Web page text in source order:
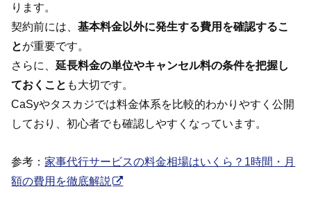
ります。
契約前には、基本料金以外に発生する費用を確認するこ
とが重要です。
さらに、延長料金の単位やキャンセル料の条件を把握し
ておくこと も大切です。
CaSyやタスカジでは料金体系を比較的わかりやすく公開
しており、初心者でも確認しやすくなっています。
参考：家事代行サービスの料金相場はいくら？1時間・月
額の費用を徹底解説